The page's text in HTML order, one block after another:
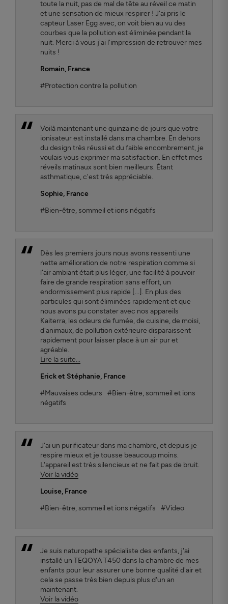
toute la nuit, pas de mal de tête au réveil ce matin
et une sensation de mieux respirer ! J'ai pris le
capteur Laser Egg avec, on voit bien au vu des
courbes que la pollution est éliminée pendant la
nuit. Merci à vous j'ai l'impression de retrouver mes
nuits !
Romain, France
#Protection contre la pollution
Voilà maintenant une quinzaine de jours que votre
ionisateur est installé dans ma chambre. En dehors
du design très réussi et du faible encombrement, je
voulais vous exprimer ma satisfaction. En effet mes
réveils matinaux sont bien meilleurs. Étant
asthmatique, c'est très appréciable.
Sophie, France
#Bien-être, sommeil et ions négatifs
Dès les premiers jours nous avons ressenti une
nette amélioration de notre respiration comme si
l'air ambiant était plus léger, une facilité à pouvoir
faire de grande respiration sans effort, un
endormissement plus rapide [...]. En plus des
particules qui sont éliminées rapidement et que
nous avons pu constater avec nos appareils
Kaiterra, les odeurs de fumée, de cuisine, de moisi,
d'animaux, de pollution extérieure disparaissent
rapidement pour laisser place à un air pur et
agréable.
Lire la suite...
Erick et Stéphanie, France
#Mauvaises odeurs
#Bien-être, sommeil et ions
négatifs
J'ai un purificateur dans ma chambre, et depuis je
respire mieux et je tousse beaucoup moins.
L'appareil est très silencieux et ne fait pas de bruit.
Voir la vidéo
Louise, France
#Bien-être, sommeil et ions négatifs
#Video
Je suis naturopathe spécialiste des enfants, j'ai
installé un TEQOYA T450 dans la chambre de mes
enfants pour leur assurer une bonne qualité d'air et
cela se passe très bien depuis plus d'un an
maintenant.
Voir la vidéo